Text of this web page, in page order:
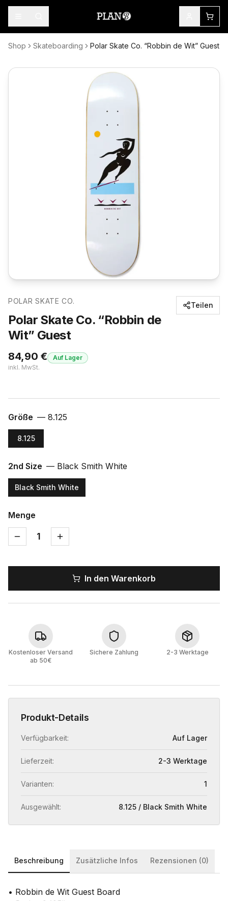
Shop Skateboarding Polar Skate Co. “Robbin de Wit” Guest
POLAR SKATE CO.
Polar Skate Co. “Robbin de
Wit” Guest
84,90 €
inkl. MwSt.
Auf Lager
Teilen
Größe — 8.125
8.125
2nd Size — Black Smith White
Black Smith White
Menge
1
In den Warenkorb
Kostenloser Versand
ab 50€
Sichere Zahlung 2-3 Werktage
Produkt-Details
Verfügbarkeit: Auf Lager
Lieferzeit: 2-3 Werktage
Varianten: 1
Ausgewählt: 8.125 / Black Smith White
Beschreibung Zusätzliche Infos Rezensionen (0)
• Robbin de Wit Guest Board